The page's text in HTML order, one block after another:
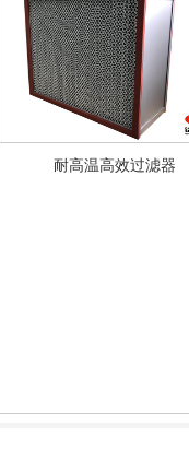
耐高温高效过滤器